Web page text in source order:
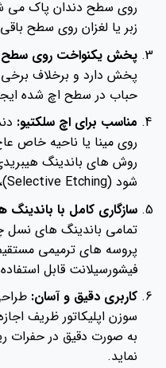
روی سطح دندان پاک می
زبر یا لغزان روی سطح
پخش یکنواخت روی سطح
پخش دارد و برخلاف
حباب در سطح اچ شده
مناسب برای اچ سلکتیو:
روی مینا یا ناحیه خاص
روش های باندینگ
شود (Selective Etching)، بسیار مفید است.
سازگاری کامل با
تمامی باندینگ های نسل
پروسه های ترمیمی
فیشورسیلانت قابل
کاربری دقیق و آسان:
سوزن اپلیکاتور ظریف
به صورت دقیق در حفرات
نماید.